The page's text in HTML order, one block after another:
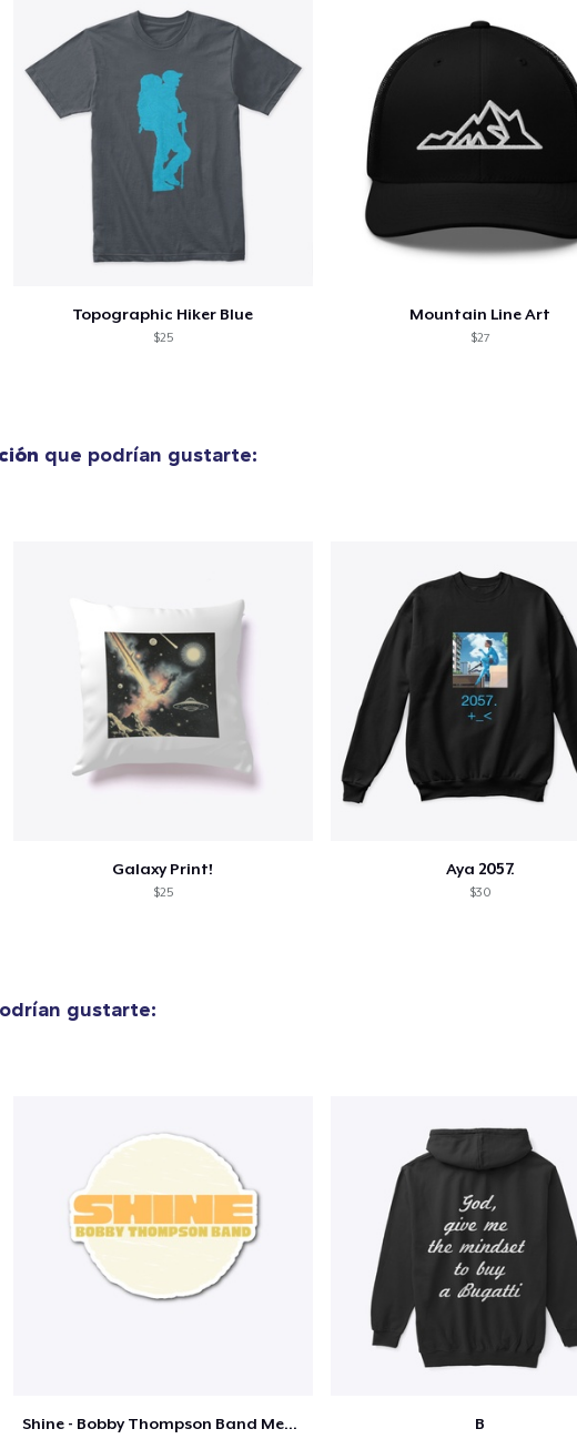
Topographic Hiker Blue
$25
Mountain Line Art
$27
que podrían gustarte:
Galaxy Print!
$25
Aya 2057.
$30
gustarte:
Shine - Bobby Thompson Band Merch B
Finalizar y pagar pedido Seguir
Comfort Tee
24,00 US$
Die Cut Sticker
7,00 US$
Unisex Classic Pullover Hoodie
30,00 US$